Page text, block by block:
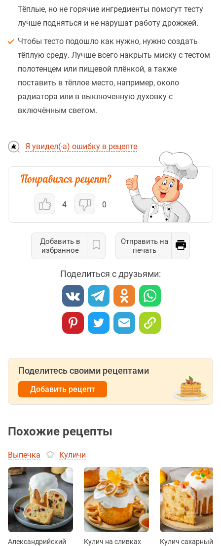
Тёплые, но не горячие ингредиенты помогут тесту
лучше подняться и не нарушат работу дрожжей.
Чтобы тесто подошло как нужно, нужно создать
тёплую среду. Лучше всего накрыть миску с тестом
полотенцем или пищевой плёнкой, а также
поставить в тёплое место, например, около
радиатора или в выключенную духовку с
включённым светом.
Я увидел(-а) ошибку в рецепте
4 0
Добавить в
избранное
Отправить на
печать
Поделиться с друзьями:
Поделитесь своими рецептами
Добавить рецепт
Похожие рецепты
Выпечка Куличи
Александрийский
Кулич на сливках Кулич сахарный